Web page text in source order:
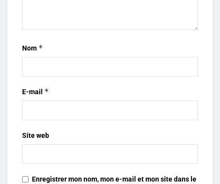
Nom *
E-mail *
Site web
Enregistrer mon nom, mon e-mail et mon site dans le